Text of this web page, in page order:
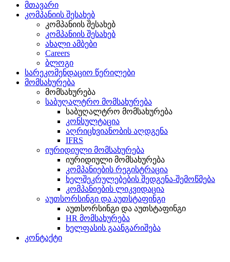
მთავარი
კომპანიის შესახებ
კომპანიის შესახებ
კომპანიის შესახებ
ახალი ამბები
Careers
ბლოგი
სარეკომენდაციო წერილები
მომსახურება
მომსახურება
საბუღალტრო მომსახურება
საბუღალტრო მომსახურება
კონსულტაცია
აღრიცხვიანობის აღდგენა
IFRS
იურიდიული მომსახურება
იურიდიული მომსახურება
კომპანიების რეგისტრაცია
ხელშეკრულებების შედგენა-შემოწმება
კომპანიების ლიკვიდაცია
აუთსორსინგი და აუთსტაფინგი
აუთსორსინგი და აუთსტაფინგი
HR მომსახურება
ხელფასის გაანგარიშება
კონტაქტი